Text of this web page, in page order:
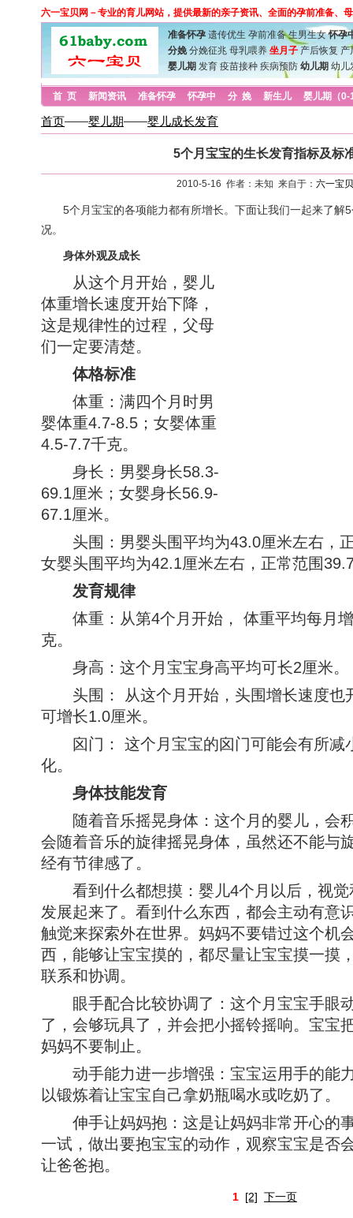
六一宝贝网－专业的育儿网站，提供最新的亲子资讯、全面的孕前准备、
准备怀孕 遗传优生 孕前准备 生男生女 怀孕
分娩 分娩征兆 母乳喂养 坐月子 产后恢复 产
婴儿期 发育 疫苗接种 疾病预防 幼儿期 幼儿
首 页 新闻资讯 准备怀孕 怀孕中 分 娩 新生儿 婴儿期（0-
首页——婴儿期——婴儿成长发育
5个月宝宝的生长发育指标及标
2010-5-16 作者：未知 来自于： 六一宝贝
5个月宝宝的各项能力都有所增长。下面让我们一起来了解5
况。
身体外观及成长
从这个月开始，婴儿
体重增长速度开始下降，
这是规律性的过程，父母
们一定要清楚。
体格标准
体重：满四个月时男
婴体重4.7-8.5；女婴体重
4.5-7.7千克。
身长：男婴身长58.3-
69.1厘米；女婴身长56.9-
67.1厘米。
头围：男婴头围平均为43.0厘米左右，
女婴头围平均为42.1厘米左右，正常范围
发育规律
体重：从第4个月开始， 体重平均每月增
克。
身高：这个月宝宝身高平均可长2厘米。
头围： 从这个月开始，头围增长速度也
可增长1.0厘米。
囟门： 这个月宝宝的囟门可能会有所减
化。
身体技能发育
随着音乐摇晃身体：这个月的婴儿，会
会随着音乐的旋律摇晃身体，虽然还不能与
经有节律感了。
看到什么都想摸：婴儿4个月以后，视觉
发展起来了。看到什么东西，都会主动有意
触觉来探索外在世界。妈妈不要错过这个机
西，能够让宝宝摸的，都尽量让宝宝摸一摸
联系和协调。
眼手配合比较协调了：这个月宝宝手眼
了，会够玩具了，并会把小摇铃摇响。宝宝
妈妈不要制止。
动手能力进一步增强：宝宝运用手的能
以锻炼着让宝宝自己拿奶瓶喝水或吃奶了。
伸手让妈妈抱：这是让妈妈非常开心的
一试，做出要抱宝宝的动作，观察宝宝是否
让爸爸抱。
1 [2] 下一页